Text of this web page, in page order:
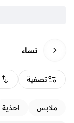
نساء
تصفية
ملابس احذية